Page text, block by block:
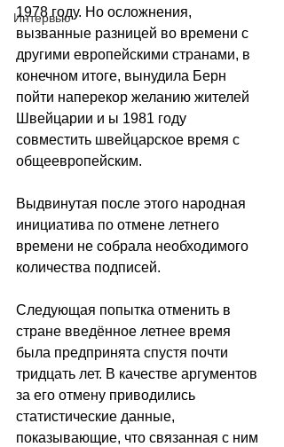
Интервью
1978 году. Но осложнения,
вызванные разницей во времени с
другими европейскими странами, в
конечном итоге, вынудила Берн
пойти наперекор желанию жителей
Швейцарии и ы 1981 году
совместить швейцарское время с
общеевропейским.
Выдвинутая после этого народная
инициатива по отмене летнего
времени не собрала необходимого
количества подписей.
Следующая попытка отменить в
стране введённое летнее время
была предпринята спустя почти
тридцать лет. В качестве аргументов
за его отмену приводились
статистические данные,
показывающие, что связанная с ним